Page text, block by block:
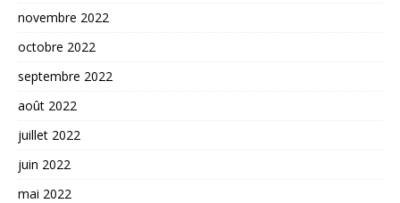
novembre 2022
octobre 2022
septembre 2022
août 2022
juillet 2022
juin 2022
mai 2022